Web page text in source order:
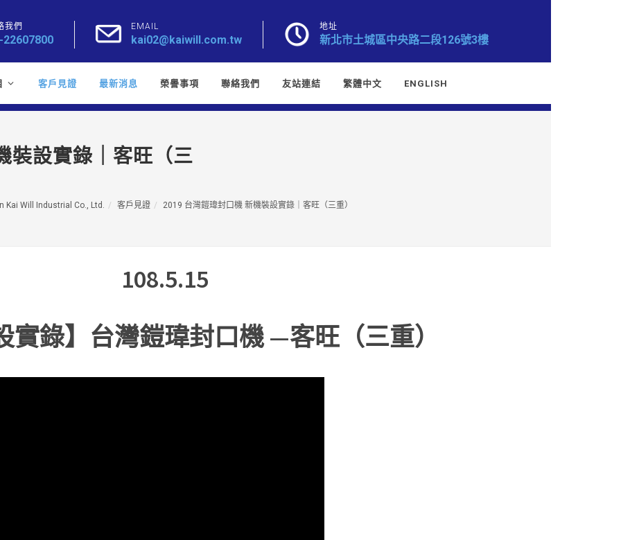
我們
22607800
EMAIL
kai02@kaiwill.com.tw
地址
新北市土城區中央路二段126號3樓
客戶見證 最新消息 榮譽事項 聯絡我們 友站連結 繁體中文 ENGLISH
裝設實錄｜客旺（三
Kai Will Industrial Co., Ltd. 客戶見證 2019 台灣鎧瑋封口機 新機裝設實錄｜客旺（三重）
108.5.15
實錄】台灣鎧瑋封口機 —客旺（三重）